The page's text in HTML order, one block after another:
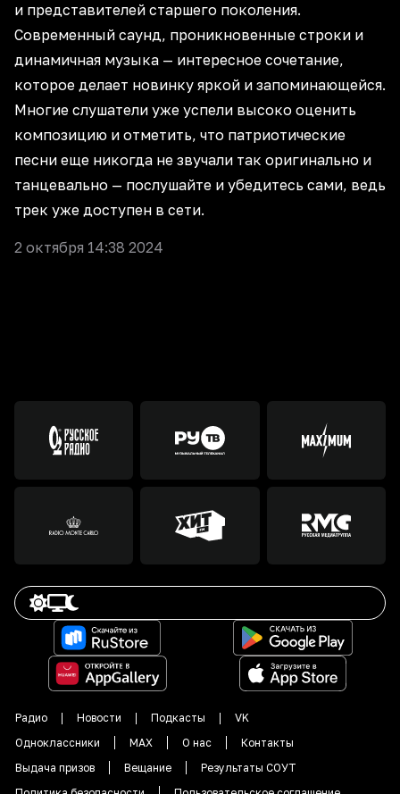
и представителей старшего поколения.
Современный саунд, проникновенные строки и
динамичная музыка — интересное сочетание,
которое делает новинку яркой и запоминающейся.
Многие слушатели уже успели высоко оценить
композицию и отметить, что патриотические
песни еще никогда не звучали так оригинально и
танцевально — послушайте и убедитесь сами, ведь
трек уже доступен в сети.
2 октября 14:38 2024
Радио Новости Подкасты
VK
Одноклассники
MAX О нас
Контакты
Выдача призов
Вещание
Результаты СОУТ